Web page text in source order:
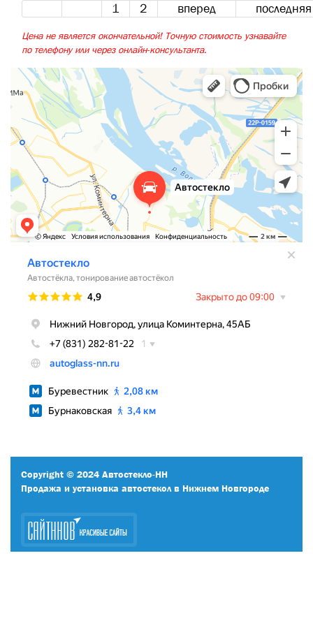
1 2 вперед последняя
Цена не является окончательной! Точную стоимость узнавайте
по телефону или через онлайн-консультанта.
Copyright © 2024 Автостекло-НН
Продажа и установка автостекол в Нижнем Новгороде